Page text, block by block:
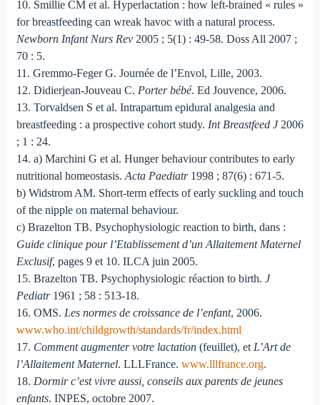
10. Smillie CM et al. Hyperlactation : how left-brained « rules »
for breastfeeding can wreak havoc with a natural process.
Newborn Infant Nurs Rev2005 ; 5(1) : 49-58. Doss All 2007 ;
70 : 5.
11. Gremmo-Feger G. Journée de l’Envol, Lille, 2003.
12. Didierjean-Jouveau C. Porter bébé. Ed Jouvence, 2006.
13. Torvaldsen S et al. Intrapartum epidural analgesia and
breastfeeding : a prospective cohort study. Int Breastfeed J2006
; 1 : 24.
14. a) Marchini G et al. Hunger behaviour contributes to early
nutritional homeostasis. Acta Paediatr1998 ; 87(6) : 671-5.
b) Widstrom AM. Short-term effects of early suckling and touch
of the nipple on maternal behaviour.
c) Brazelton TB. Psychophysiologic reaction to birth, dans :
Guide clinique pour l’Etablissement d’un Allaitement Maternel
Exclusif, pages 9 et 10. ILCA juin 2005.
15. Brazelton TB. Psychophysiologic réaction to birth. J
Pediatr1961 ; 58 : 513-18.
16. OMS. Les normes de croissance de l’enfant, 2006.
www.who.int/childgrowth/standards/fr/index.html
17. Comment augmenter votre lactation(feuillet), et L’Art de
l’Allaitement Maternel. LLLFrance. www.lllfrance.org.
18. Dormir c’est vivre aussi, conseils aux parents de jeunes
enfants. INPES, octobre 2007.